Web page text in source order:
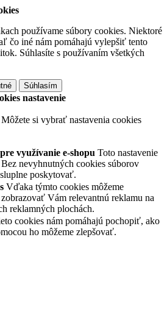
používame súbory cookies. Niektoré
čo iné nám pomáhajú vylepšiť tento
Súhlasíte s používaním všetkých
Súhlasím
nastavenie
si vybrať nastavenia cookies
využívanie e-shopu Toto nastavenie
nevyhnutných cookies súborov
poskytovať.
Vďaka týmto cookies môžeme
Vám relevantnú reklamu na
reklamných plochách.
cookies nám pomáhajú pochopiť, ako
ho môžeme zlepšovať.